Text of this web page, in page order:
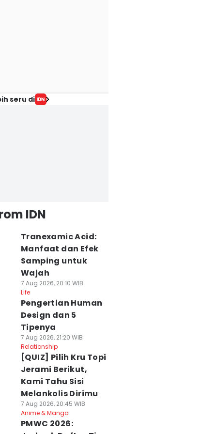
seru di
IDN
Tranexamic Acid:
Manfaat dan Efek
Samping untuk
Wajah
7 Aug 2026, 20:10 WIB
Life
Pengertian Human
Design dan 5
Tipenya
7 Aug 2026, 21:20 WIB
Relationship
[QUIZ] Pilih Kru Topi
Jerami Berikut,
Kami Tahu Sisi
Melankolis Dirimu
7 Aug 2026, 20:45 WIB
Anime & Manga
PMWC 2026: